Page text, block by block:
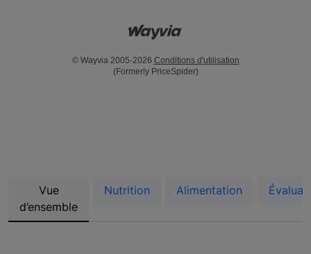
© Wayvia 2005-2026 Conditions d'utilisation
(Formerly PriceSpider)
Vue
d’ensemble
Nutrition Alimentation